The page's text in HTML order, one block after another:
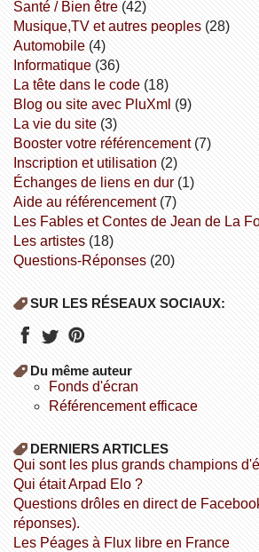
Santé / Bien être(42)
Musique,TV et autres peoples(28)
Automobile(4)
informatique(36)
la tête dans le code(18)
Blog ou site avec PluXml (9)
la vie du site(3)
booster votre référencement(7)
inscription et utilisation (2)
échanges de liens en dur(1)
aide au référencement(7)
Les Fables et Contes de Jean de La
Les artistes(18)
Questions-Réponses(20)
SUR LES RÉSEAUX SOCIAUX:
Du même auteur
fonds d'écran
référencement efficace
DERNIERS ARTICLES
Qui sont les plus grands champions
Qui était Arpad Elo ?
Questions drôles en direct de Facebook (avec les
réponses).
Les Péages à Flux libre en France